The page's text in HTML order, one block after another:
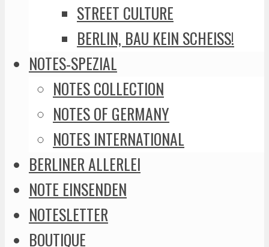
STREET CULTURE
BERLIN, BAU KEIN SCHEISS!
NOTES-SPEZIAL
NOTES COLLECTION
NOTES OF GERMANY
NOTES INTERNATIONAL
BERLINER ALLERLEI
NOTE EINSENDEN
NOTESLETTER
BOUTIQUE